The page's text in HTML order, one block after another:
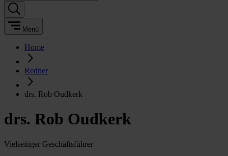
Menü
Home
Redner
drs. Rob Oudkerk
drs. Rob Oudkerk
Vielseitiger Geschäftsführer